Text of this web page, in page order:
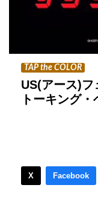
TAP the COLOR
US(アース)
トーキング
X Facebook